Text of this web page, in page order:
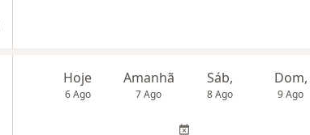
Hoje
6 Ago
Amanhã
7 Ago
Sáb,
8 Ago
Dom,
9 Ago